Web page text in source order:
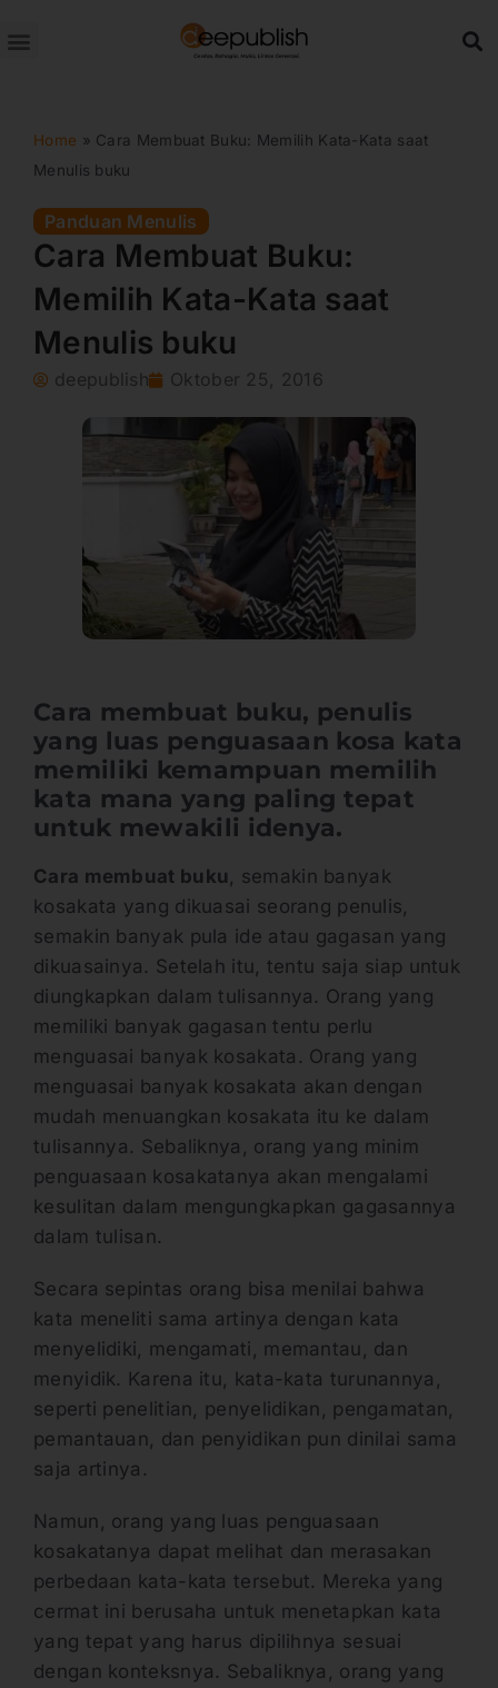
ke
Home » Cara Membuat Buku: Memilih Kata-Kata saat
Menulis buku
Panduan Menulis
Cara Membuat Buku:
Memilih Kata-Kata saat
Menulis buku
deepublish Oktober 25, 2016
Cara membuat buku, penulis
yang luas penguasaan kosa kata
memiliki kemampuan memilih
kata mana yang paling tepat
untuk mewakili idenya.
Cara membuat buku
, semakin banyak
kosakata yang dikuasai seorang penulis,
semakin banyak pula ide atau gagasan yang
dikuasainya. Setelah itu, tentu saja siap untuk
diungkapkan dalam tulisannya. Orang yang
memiliki banyak gagasan tentu perlu
menguasai banyak kosakata. Orang yang
menguasai banyak kosakata akan dengan
mudah menuangkan kosakata itu ke dalam
tulisannya. Sebaliknya, orang yang minim
penguasaan kosakatanya akan mengalami
kesulitan dalam mengungkapkan gagasannya
dalam tulisan.
Secara sepintas orang bisa menilai bahwa
kata meneliti sama artinya dengan kata
menyelidiki, mengamati, memantau, dan
menyidik. Karena itu, kata-kata turunannya,
seperti penelitian, penyelidikan, pengamatan,
pemantauan, dan penyidikan pun dinilai sama
saja artinya.
Namun, orang yang luas penguasaan
kosakatanya dapat melihat dan merasakan
perbedaan kata-kata tersebut. Mereka yang
cermat ini berusaha untuk menetapkan kata
yang tepat yang harus dipilihnya sesuai
dengan konteksnya. Sebaliknya, orang yang